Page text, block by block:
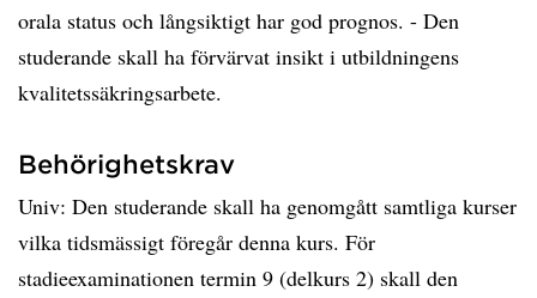
orala status och långsiktigt har god prognos. - Den
studerande skall ha förvärvat insikt i utbildningens
kvalitetssäkringsarbete.
Behörighetskrav
Univ: Den studerande skall ha genomgått samtliga kurser
vilka tidsmässigt föregår denna kurs. För
stadieexaminationen termin 9 (delkurs 2) skall den